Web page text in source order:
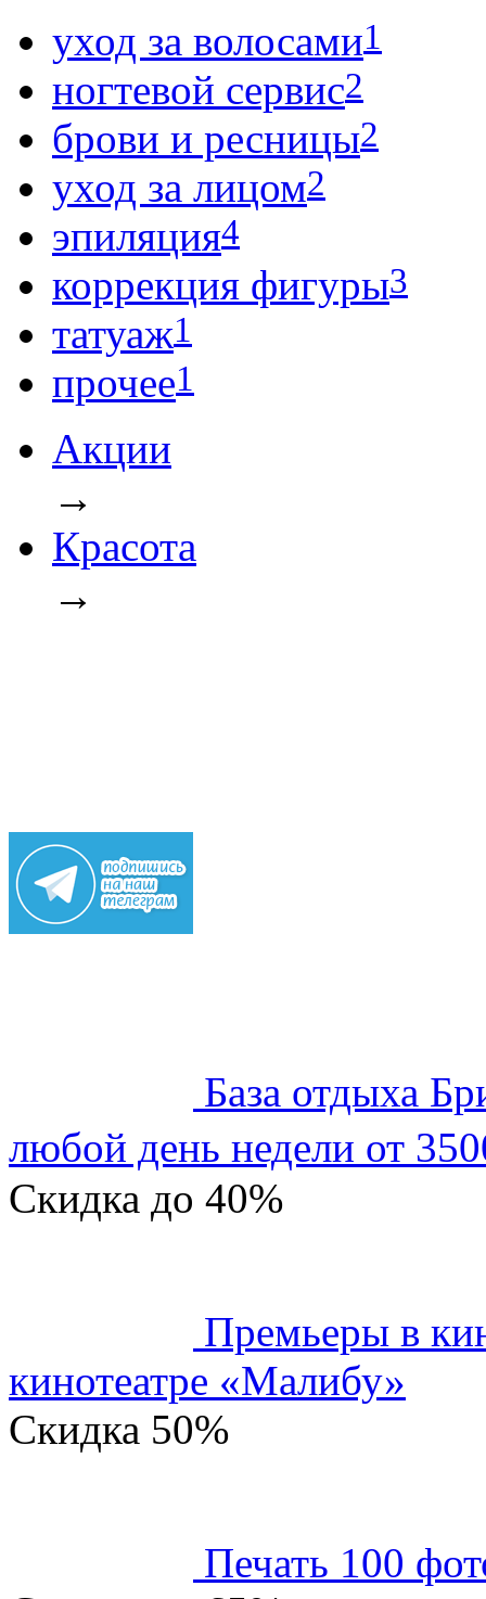
уход за волосами1
ногтевой сервис2
брови и ресницы2
уход за лицом2
эпиляция4
коррекция фигуры3
татуаж1
прочее1
Акции
→
Красота
→
База отдыха
любой день недели от
Скидка до 40%
Премьеры в
кинотеатре «Малибу»
Скидка 50%
Печать 100